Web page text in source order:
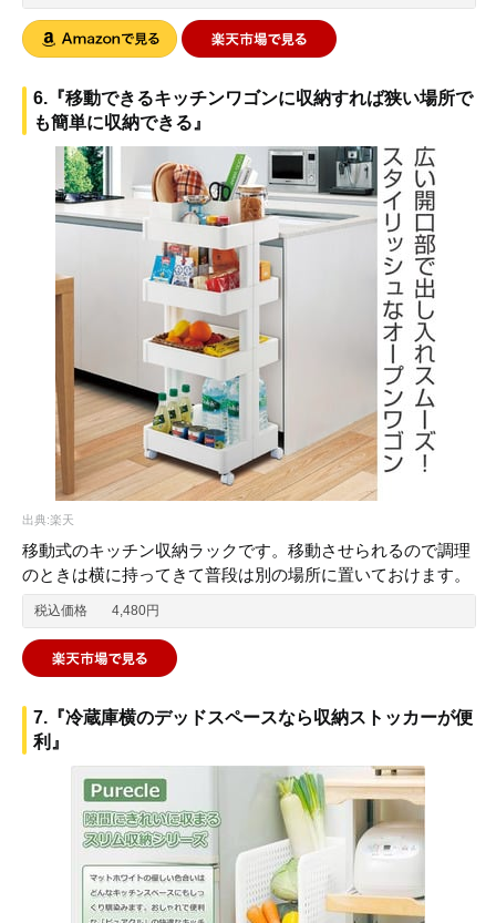
6.『移動できるキッチンワゴンに収納すれば狭い場所で
も簡単に収納できる』
出典:楽天
移動式のキッチン収納ラックです。移動させられるので調理
のときは横に持ってきて普段は別の場所に置いておけます。
税込価格 4,480円
7.『冷蔵庫横のデッドスペースなら収納ストッカーが便
利』